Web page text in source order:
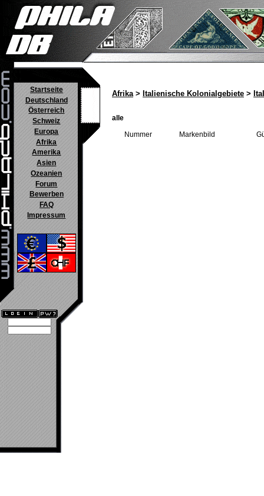
Startseite
Deutschland
Österreich
Schweiz
Europa
Afrika
Amerika
Asien
Ozeanien
Forum
Bewerben
FAQ
Impressum
Afrika> Italienische Kolonialgebiete >
alle
Nummer Markenbild